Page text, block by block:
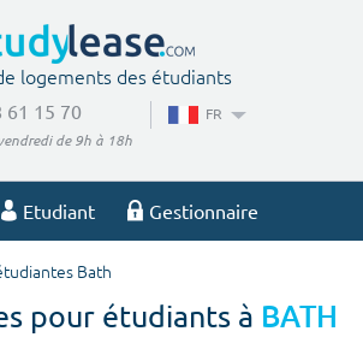
logements des étudiants
61 15 70
de 9h à 18h
FR
Etudiant Gestionnaire
Votre recherche
Bath
pour étudiants à BATH